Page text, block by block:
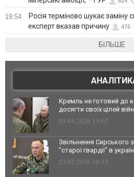
19:54
Росія терміново шукає заміну
експерт вказав причину
476
БІЛЬШЕ
Кремль не готовий до
досягти своїх цілей
03.08.2026 13:02
Звільнення Сирського
"старої гвардії" в
23.07.2026 10:32